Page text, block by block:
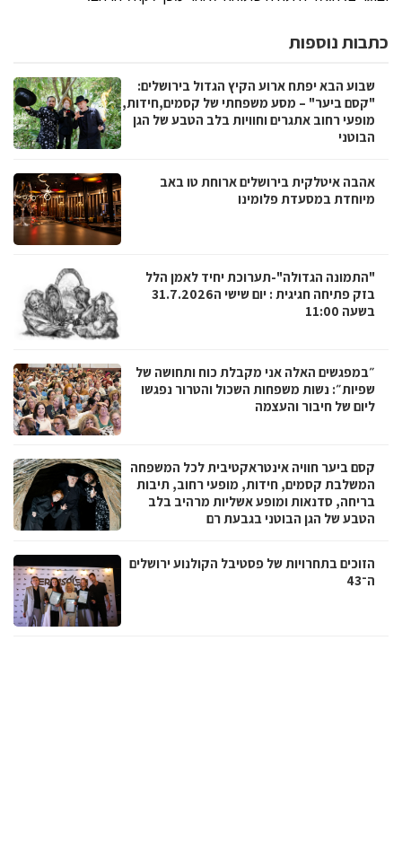
כתבות נוספות
שבוע הבא יפתח ארוע הקיץ הגדול בירושלים:
"קסם ביער" – מסע משפחתי של קסמים,חידות,
מופעי רחוב אתגרים וחוויות בלב הטבע של הגן
הבוטני
אהבה איטלקית בירושלים ארוחת טו באב
מיוחדת במסעדת פלומינו
"התמונה הגדולה"-תערוכת יחיד לאמן הלל
בזק פתיחה חגיגית : יום שישי ה31.7.2026
בשעה 11:00
״במפגשים האלה אני מקבלת כוח ותחושה של
שפיות״: נשות משפחות השכול והטרור נפגשו
ליום של חיבור והעצמה
קסם ביער חוויה אינטראקטיבית לכל המשפחה
המשלבת קסמים, חידות, מופעי רחוב, תיבות
בריחה, סדנאות ומופע אשליות מרהיב בלב
הטבע של הגן הבוטני בגבעת רם
הזוכים בתחרויות של פסטיבל הקולנוע ירושלים
ה־43